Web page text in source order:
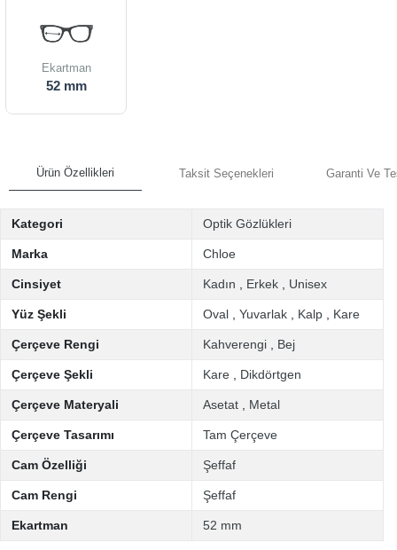
Ekartman
52 mm
Ürün Özellikleri Taksit Seçenekleri Garanti Ve
Kategori Optik Gözlükleri
Marka Chloe
Cinsiyet Kadın Erkek Unisex
Yüz Şekli Oval Yuvarlak Kalp Kare
Çerçeve Rengi Kahverengi Bej
Çerçeve Şekli Kare Dikdörtgen
Çerçeve Materyali Asetat Metal
Çerçeve Tasarımı Tam Çerçeve
Cam Özelliği Şeffaf
Cam Rengi Şeffaf
Ekartman 52 mm